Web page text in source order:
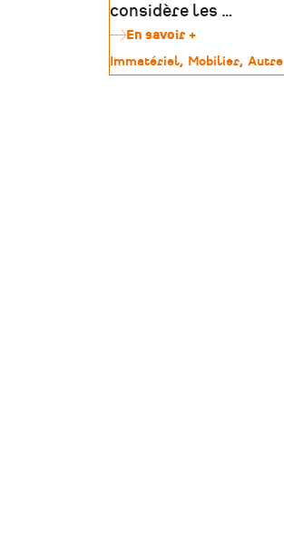
considère les …
En savoir +
Art
contemporain
Type
de
Immatériel Mobilier Autre